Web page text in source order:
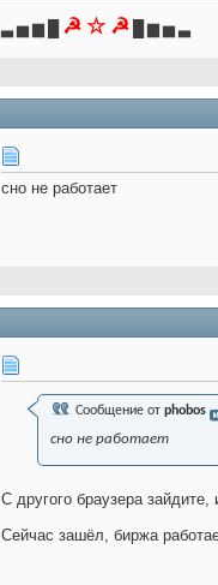
▃ ▅ ▆ █ ☭ ☆ ☭ █ ▆ ▅ ▃
сно не работает
Сообщение от phobos
сно не работает
С другого браузера
Сейчас зашёл, биржа